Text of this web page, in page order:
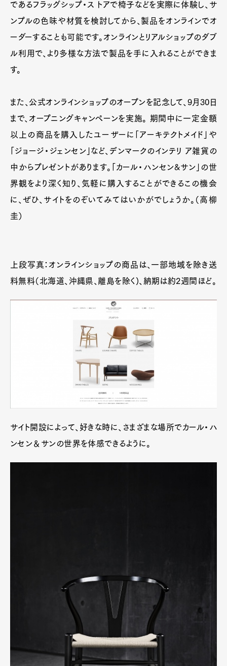
であるフラッグシップ・ス トアで椅子などを実際に体験し、サ
ンプルの色味や材質を検討してから、製品をオンラインでオ
ーダーすることも可能です。オンラインとリアルショップのダブ
ル利用で、より多様な方法で製品を手に入れることができま
す。
また、公式オンラインショップのオープンを記念して、9月30日
まで、オープニングキャンペーンを実施。 期間中に一定金額
以上の商品を購入したユーザーに「アーキテクトメイド」や
「ジョージ・ジェンセン」など、デンマークのインテリ ア雑貨の
中からプレゼントがあります。「カール・ハンセン&サン」の世
界観をより深く知り、気軽に購入することができるこの機会
に、ぜひ、サイトをのぞいてみてはいかがでしょうか。（高柳
圭）
上段写真：オンラインショップの商品は、一部地域を除き送
料無料（北海道、沖縄県、離島を除く)、納期は約2週間ほど。
サイト開設によって、好きな時に、さまざまな場所でカール・ハ
ンセン＆サンの世界を体感できるように。